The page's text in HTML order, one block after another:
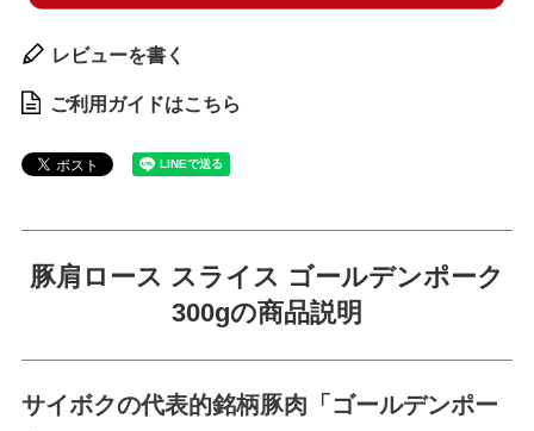
レビューを書く
ご利用ガイドはこちら
豚肩ロース スライス ゴールデンポーク
300gの商品説明
サイボクの代表的銘柄豚肉「ゴールデンポー